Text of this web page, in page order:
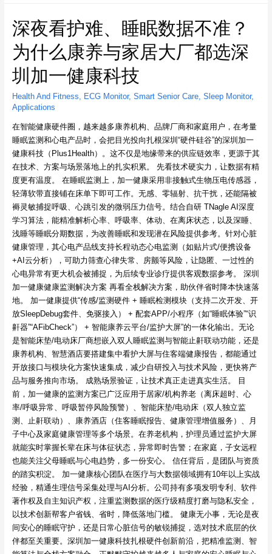
深夜看护难、睡眠数据不准？
为什么康养与家居大厂都选深
圳加一健康科技
Health And Fitness ECG Monitor, Smart Senior Care, Sleep Monitor,
Applications
在智能健康硬件圈，越来越多康养机构、品牌厂商和家庭用户，在考量
睡眠监测和心电产品时，会把目光投向扎根深圳“硬件硅谷”的深圳加一
健康科技（Plus1Health）。这不仅是地缘带来的供应链效率，更源于其
在技术、方案与场景落地上的扎实积累。 先看技术硬实力，让数据有精
度更有温度。​ 在睡眠监测上，加一健康采用非接触式生物压电传感器，
轻薄软带直接铺在床单下即可工作。无感、零辐射、抗干扰，还能隔被
褥灵敏捕捉呼吸、心跳引发的微弱压力信号。结合自研 TNagle AI深度
学习算法，能精准解析心率、呼吸率、体动、在离床状态，以及深睡、
浅睡等睡眠分期数据，为改善睡眠和发现潜在风险提供参考。针对心脏
健康管理，其心电产品线支持长程动态心电监测（如贴片式/便携设备
+AI云分析），可助力筛查心律失常、房颤等风险，让隐匿、一过性的
心电异常有更大机会被捕捉，为后续专业诊疗提供客观数据参考。 深圳
加一健康健康监测解决方案 再看全栈解决方案，助伙伴省时降本快速落
地。​ 加一健康提供“传感/监测硬件 + 睡眠检测模块（支持二次开发、开
放SleepDebug套件、免驱接入） + 配套APP/小程序（如“睡眠体验”“识
鼾器”“AFibCheck”） + 智能康养云平台/监护大屏”的一体化输出。无论
是智能床垫/电动床厂商想嵌入双人睡眠监测与智能止鼾联动功能，还是
康养机构、智慧酒店要搭建集中看护大屏与住客端健康报告，都能通过
开放接口与模块化方案快速集成，减少自研投入与技术风险，更快将产
品与服务推向市场。 成熟场景验证，让技术真正走进真实生活。​ 目
前，加一健康的监测方案已广泛应用于居家/机构养老（离床超时、心
率/呼吸异常、呼吸暂停风险预警）、智能床垫/电动床（双人独立监
测、止鼾联动）、康养酒店（住客睡眠报告、健康管理增值服务）、月
子中心及家庭健康管理等多个场景。在养老机构，护理员通过监护大屏
就能实时掌握长辈在床与体征状态，异常即时告警；在家庭，子女远程
也能关注父母睡眠与心电趋势，多一份安心。 信任背后，是团队与资质
的踏实积淀。​ 加一健康核心团队在医疗与大数据领域拥有10年以上实战
经验，精通生理信号采集处理与AI分析。公司持有多项发明专利、软件
著作权及自主知识产权，注重监测数据的医疗级精度打磨与隐私安全，
以技术创新帮客户省钱、省时，降低落地门槛。 健康无小事，无论是夜
间安心的睡眠守护，还是日常心脏信号的敏锐捕捉，选对技术底层的伙
伴都至关重要。深圳加一健康科技扎根硬件创新前沿，把精准监测、智